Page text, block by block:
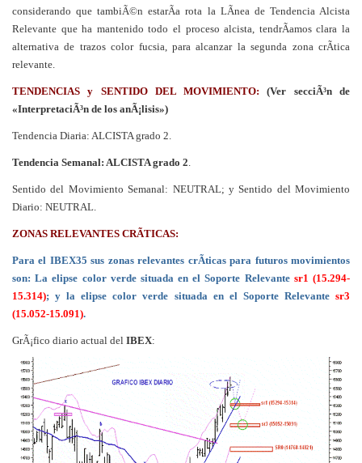
considerando que tambiÃ©n estarÃ­a rota la LÃ­nea de Tendencia Alcista
Relevante que ha mantenido todo el proceso alcista, tendrÃ­amos clara la
alternativa de trazos color fucsia, para alcanzar la segunda zona crÃ­tica
relevante.
TENDENCIAS y SENTIDO DEL MOVIMIENTO:(Ver secciÃ³n de
«InterpretaciÃ³n de los anÃ¡lisis»)
Tendencia Diaria: ALCISTA grado 2.
Tendencia Semanal: ALCISTA grado 2.
Sentido del Movimiento Semanal: NEUTRAL; y Sentido del Movimiento
Diario: NEUTRAL.
ZONAS RELEVANTES CRÃTICAS:
Para el IBEX35 sus zonas relevantes crÃ­ticas para futuros movimientos
son: La elipse color verde situada en el Soporte Relevante sr1 (15.294-
15.314); y la elipse color verde situada en el Soporte Relevante sr3
(15.052-15.091).
GrÃ¡fico diario actual del IBEX: